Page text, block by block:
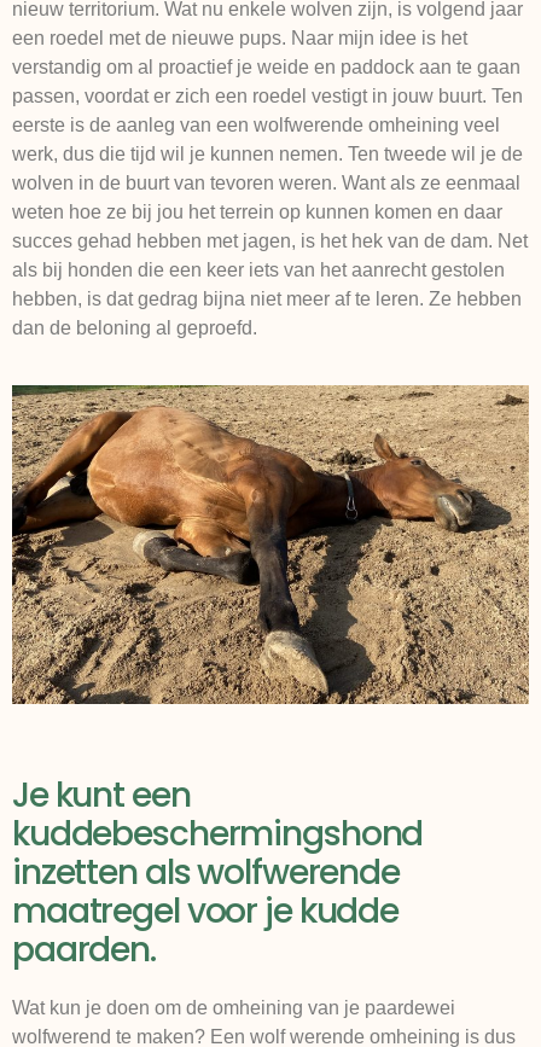
nieuw territorium. Wat nu enkele wolven zijn, is volgend jaar
een roedel met de nieuwe pups. Naar mijn idee is het
verstandig om al proactief je weide en paddock aan te gaan
passen, voordat er zich een roedel vestigt in jouw buurt. Ten
eerste is de aanleg van een wolfwerende omheining veel
werk, dus die tijd wil je kunnen nemen. Ten tweede wil je de
wolven in de buurt van tevoren weren. Want als ze eenmaal
weten hoe ze bij jou het terrein op kunnen komen en daar
succes gehad hebben met jagen, is het hek van de dam. Net
als bij honden die een keer iets van het aanrecht gestolen
hebben, is dat gedrag bijna niet meer af te leren. Ze hebben
dan de beloning al geproefd.
Je kunt een
kuddebeschermingshond
inzetten als wolfwerende
maatregel voor je kudde
paarden.
Wat kun je doen om de omheining van je paardewei
wolfwerend te maken? Een wolf werende omheining is dus